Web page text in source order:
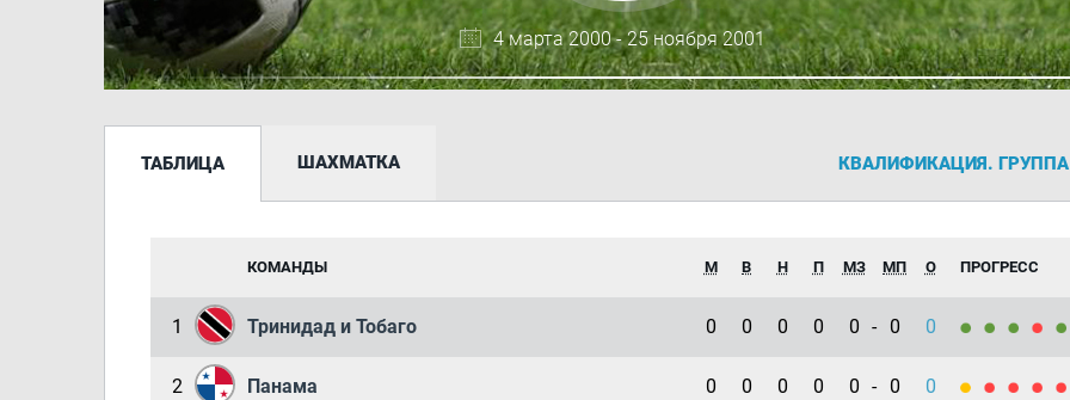
4 марта 2000 - 25 ноября 2001
ТАБЛИЦА ШАХМАТКА КВАЛИФИКАЦИЯ. ГРУППА
КОМАНДЫ М В Н П МЗ МП О ПРОГРЕСС
1 Тринидад и Тобаго 0 0 0 0 0 - 0 0
2 Панама 0 0 0 0 0 - 0 0